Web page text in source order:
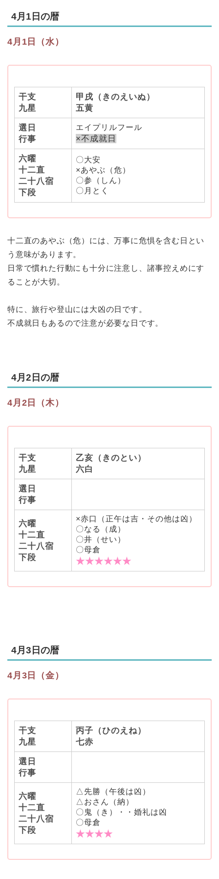
4月1日の暦
4月1日（水）
干支
九星
甲戌（きのえいぬ）
五黄
選日
行事
エイプリルフール
×不成就日
六曜
十二直
二十八宿
下段
〇大安
×あやぶ（危）
〇参（しん）
〇月とく
十二直のあやぶ（危）には、万事に危惧を含む日とい
う意味があります。
日常で慣れた行動にも十分に注意し、諸事控えめにす
ることが大切。
特に、旅行や登山には大凶の日です。
不成就日もあるので注意が必要な日です。
4月2日の暦
4月2日（木）
干支
九星
乙亥（きのとい）
六白
選日
行事
六曜
十二直
二十八宿
下段
×赤口（正午は吉・その他は凶）
〇なる（成）
〇井（せい）
〇母倉
★★★★★★
4月3日の暦
4月3日（金）
干支
九星
丙子（ひのえね）
七赤
選日
行事
六曜
十二直
二十八宿
下段
△先勝（午後は凶）
△おさん（納）
〇鬼（き）・・婚礼は凶
〇母倉
★★★★